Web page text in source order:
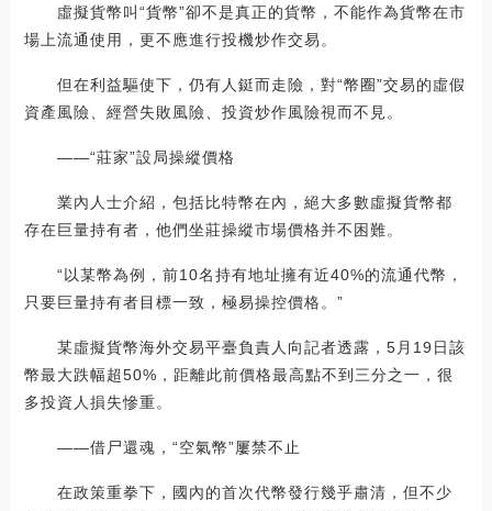
虛擬貨幣叫“貨幣”卻不是真正的貨幣，不能作為貨幣在市
場上流通使用，更不應進行投機炒作交易。
但在利益驅使下，仍有人鋌而走險，對“幣圈”交易的虛假
資產風險、經營失敗風險、投資炒作風險視而不見。
——“莊家”設局操縱價格
業內人士介紹，包括比特幣在內，絕大多數虛擬貨幣都
存在巨量持有者，他們坐莊操縱市場價格并不困難。
“以某幣為例，前10名持有地址擁有近40%的流通代幣，
只要巨量持有者目標一致，極易操控價格。”
某虛擬貨幣海外交易平臺負責人向記者透露，5月19日該
幣最大跌幅超50%，距離此前價格最高點不到三分之一，很
多投資人損失慘重。
——借尸還魂，“空氣幣”屢禁不止
在政策重拳下，國內的首次代幣發行幾乎肅清，但不少